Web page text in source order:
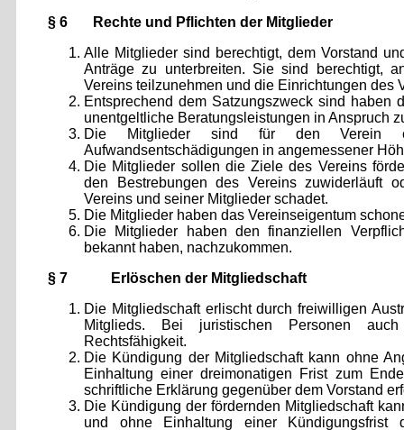
§ 6 Rechte und Pflichten der Mitglieder
Alle Mitglieder sind berechtigt, dem Vorstand
Anträge zu unterbreiten. Sie sind berechtigt,
Vereins teilzunehmen und die Einrichtungen des
Entsprechend dem Satzungszweck sind haben
unentgeltliche Beratungsleistungen in Anspruch
Die Mitglieder sind für den Verein
Aufwandsentschädigungen in angemessener
Die Mitglieder sollen die Ziele des Vereins
den Bestrebungen des Vereins zuwiderläuft
Vereins und seiner Mitglieder schadet.
Die Mitglieder haben das Vereinseigentum
Die Mitglieder haben den finanziellen
bekannt haben, nachzukommen.
§ 7 Erlöschen der Mitgliedschaft
Die Mitgliedschaft erlischt durch freiwilligen
Mitglieds. Bei juristischen Personen
Rechtsfähigkeit.
Die Kündigung der Mitgliedschaft kann ohne
Einhaltung einer dreimonatigen Frist zum
schriftliche Erklärung gegenüber dem Vorstand
Die Kündigung der fördernden Mitgliedschaft
und ohne Einhaltung einer Kündigungsfrist